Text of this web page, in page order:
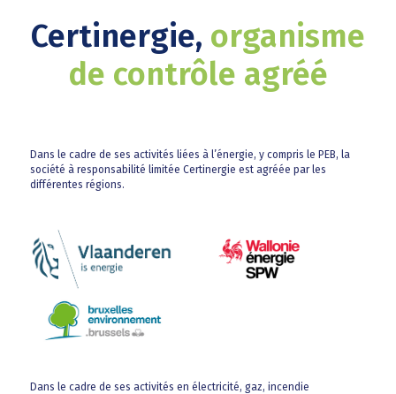
Certinergie, organisme
de contrôle agréé
Dans le cadre de ses activités liées à l’énergie, y compris le PEB, la
société à responsabilité limitée Certinergie est agréée par les
différentes régions.
Dans le cadre de ses activités en électricité, gaz, incendie